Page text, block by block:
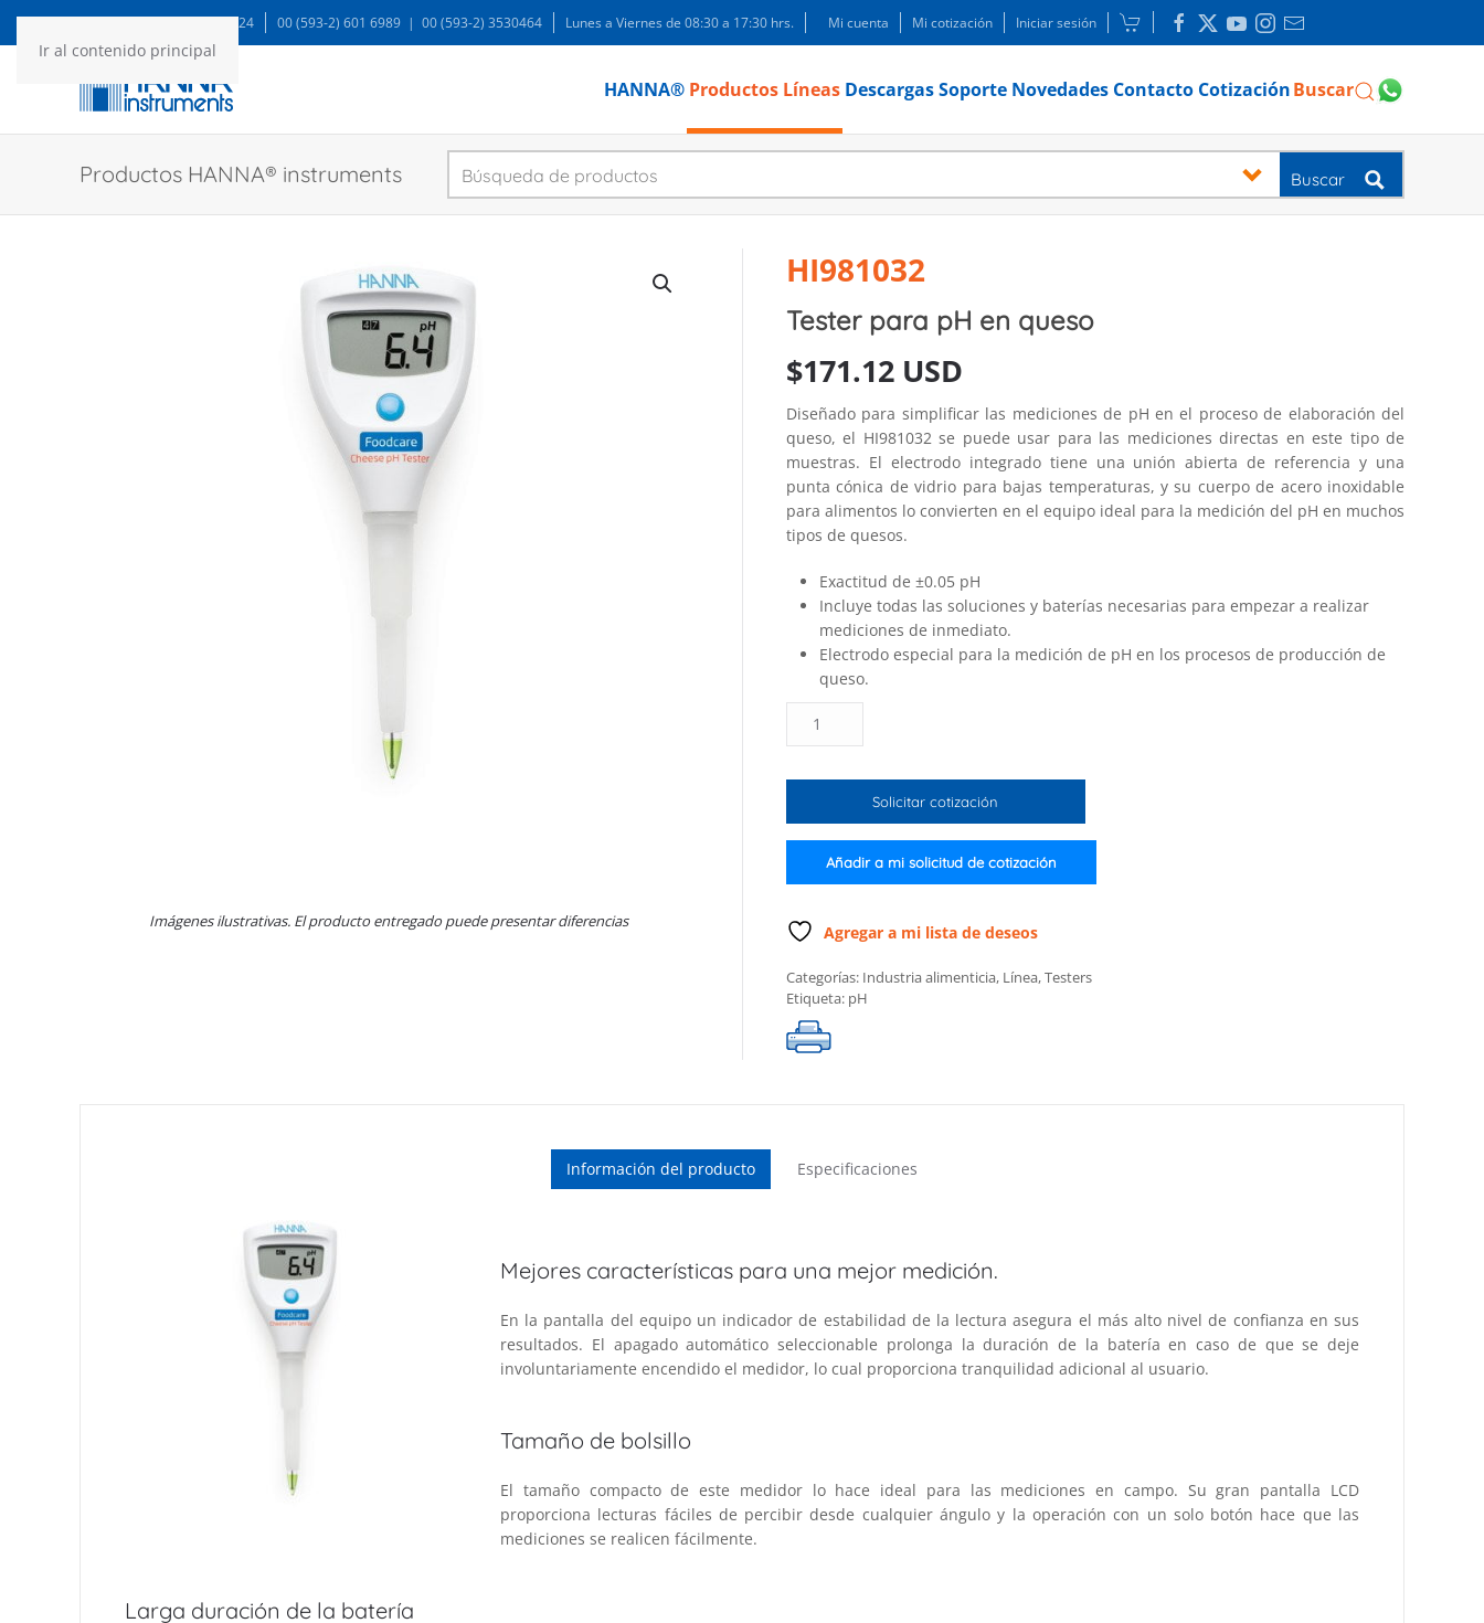
Ir al contenido principal
WA: 99935 1624 00 (593-2) 601 6989 | 00 (593-2) 3530464 Lunes a Viernes de 08:30 a 17:30 hrs. Mi cuenta Mi cotización Iniciar sesión
HANNA® Productos Líneas DescargasSoporte Novedades Contacto CotizaciónBuscar
Productos HANNA® instruments Buscar
Imágenes ilustrativas. El producto entregado puede presentar diferencias
HI981032
Tester para pH en queso
$171.12 USD
Diseñado para simplificar las mediciones de pH en el proceso de elaboración del
queso, el HI981032 se puede usar para las mediciones directas en este tipo de
muestras. El electrodo integrado tiene una unión abierta de referencia y una
punta cónica de vidrio para bajas temperaturas, y su cuerpo de acero inoxidable
para alimentos lo convierten en el equipo ideal para la medición del pH en muchos
tipos de quesos.
Exactitud de ±0.05 pH
Incluye todas las soluciones y baterías necesarias para empezar a realizar
mediciones de inmediato.
Electrodo especial para la medición de pH en los procesos de producción de
queso.
para
en
Solicitar cotización
Añadir a mi solicitud de cotización
Agregar a mi lista de deseos
Categorías: Industria alimenticia, Línea,Testers
Etiqueta: pH
Información del producto Especificaciones
Mejores características para una mejor medición.
En la pantalla del equipo un indicador de estabilidad de la lectura asegura el más alto nivel de confianza en sus
resultados. El apagado automático seleccionable prolonga la duración de la batería en caso de que se deje
involuntariamente encendido el medidor, lo cual proporciona tranquilidad adicional al usuario.
Tamaño de bolsillo
El tamaño compacto de este medidor lo hace ideal para las mediciones en campo. Su gran pantalla LCD
proporciona lecturas fáciles de percibir desde cualquier ángulo y la operación con un solo botón hace que las
mediciones se realicen fácilmente.
Larga duración de la batería